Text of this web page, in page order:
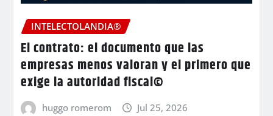
INTELECTOLANDIA®
El contrato: el documento que las
empresas menos valoran y el primero que
exige la autoridad fiscal©
huggo romerom Jul 25, 2026